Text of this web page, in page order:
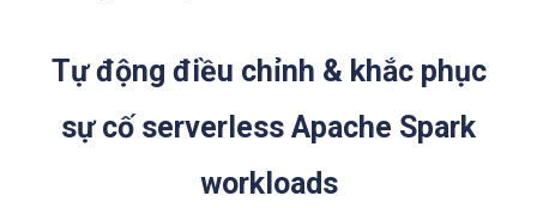
Tự động điều chỉnh & khắc phục
sự cố serverless Apache Spark
workloads